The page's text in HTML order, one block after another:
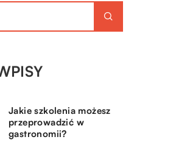
Jakie szkolenia możesz
przeprowadzić w
gastronomii?